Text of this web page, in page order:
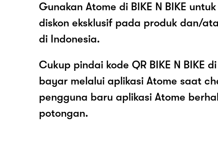
Gunakan Atome di BIKE N BIKE
diskon eksklusif pada produk dan/
di Indonesia.
Cukup pindai kode QR BIKE N BIKE
bayar melalui aplikasi Atome saat
pengguna baru aplikasi Atome
potongan.